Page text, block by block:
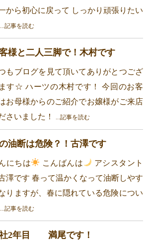
から初心に戻って しっかり頑張りたい
...記事を読む
様と二人三脚で！木村です
もブログを見て頂いてありがとつござ
す☆ ハーツの木村です！ 今回のお客
お母様からのご紹介でお嬢様がご来店
さいました！
...記事を読む
油断は危険？！古澤です
にちは こんばんは
アシスタント
澤です 春って温かくなって油断しやす
りますが、春に隠れている危険につい
...記事を読む
2年目 満尾です！